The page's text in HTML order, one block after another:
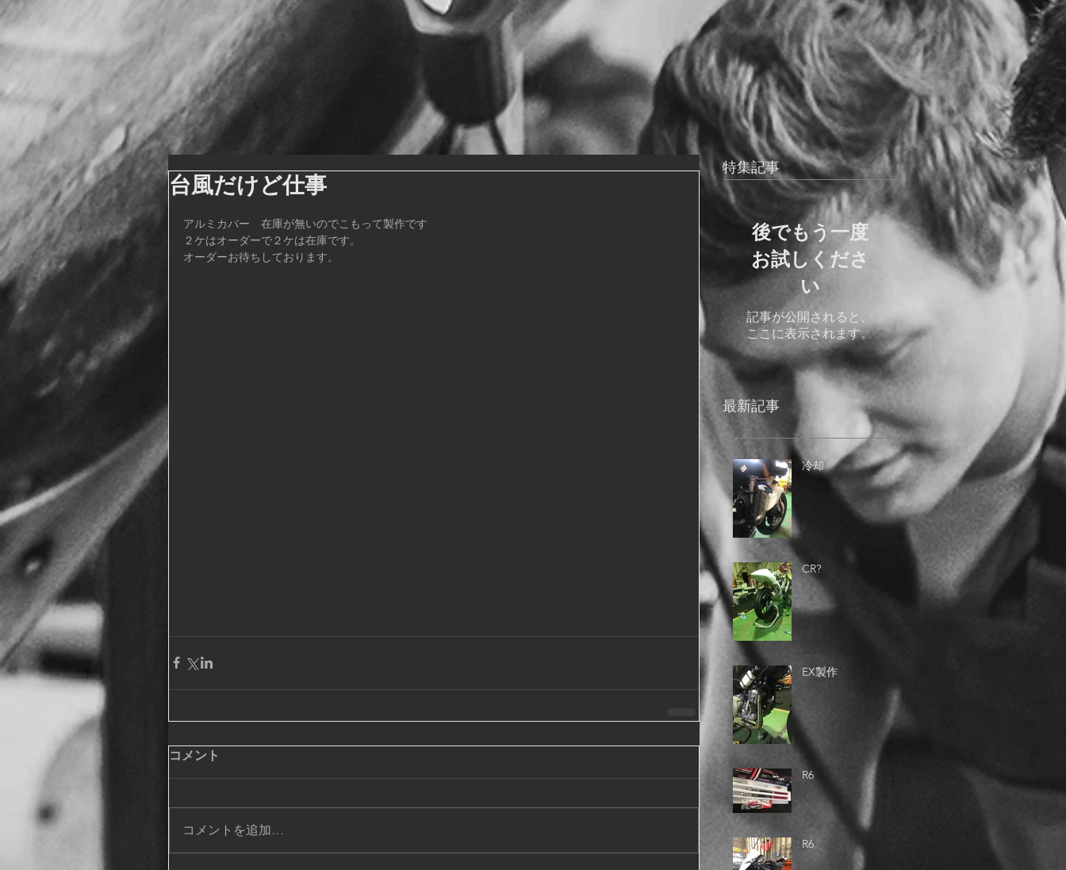
台風だけど仕事
アルミカバー　在庫が無いのでこもって製作です
２ケはオーダーで２ケは在庫です。
オーダーお待ちしております。
コメント
コメントを追加…
特集記事
後でもう一度
お試しくださ
い
記事が公開されると、
ここに表示されます。
最新記事
冷却
CR?
EX製作
R6
R6